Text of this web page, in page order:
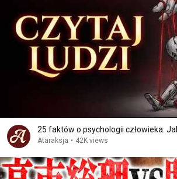
25 faktów o psychologii człowieka.
Ataraksja • 42K views